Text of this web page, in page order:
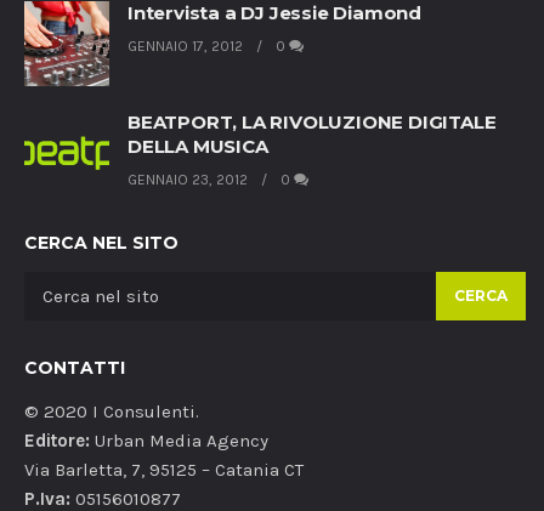
Intervista a DJ Jessie Diamond
GENNAIO 17, 2012 0
BEATPORT, LA RIVOLUZIONE DIGITALE
DELLA MUSICA
GENNAIO 23, 2012 0
CERCA NEL SITO
CERCA
CONTATTI
© 2020 I Consulenti.
Editore: Urban Media Agency
Via Barletta, 7, 95125 – Catania CT
P.Iva: 05156010877